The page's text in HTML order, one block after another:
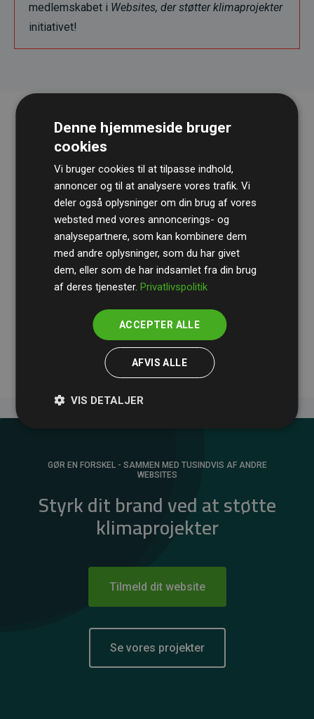
medlemskabet i Websites, der støtter klimaprojekter
initiativet!
RevisionshusetBDOgennemgår løbende vores
beregninger og metode for at sikre gennemsigtighed
og pålidelighed.
Deres revision dokumenterer, at vores investeringer i
medlemmernes websites estimerede CO₂-
GØR EN FORSKEL - SAMMEN MED TUSINDVIS AF ANDRE
WEBSITES
Styrk dit brand ved at støtte
klimaprojekter
Tilmeld dit website
Se vores projekter
Denne hjemmeside bruger
cookies
Vi bruger cookies til at tilpasse indhold,
annoncer og til at analysere vores trafik. Vi
deler også oplysninger om din brug af vores
websted med vores annoncerings- og
analysepartnere, som kan kombinere dem
med andre oplysninger, som du har givet
dem, eller som de har indsamlet fra din brug
af deres tjenester.Privatlivspolitik
ACCEPTER ALLE
AFVIS ALLE
VIS DETALJER